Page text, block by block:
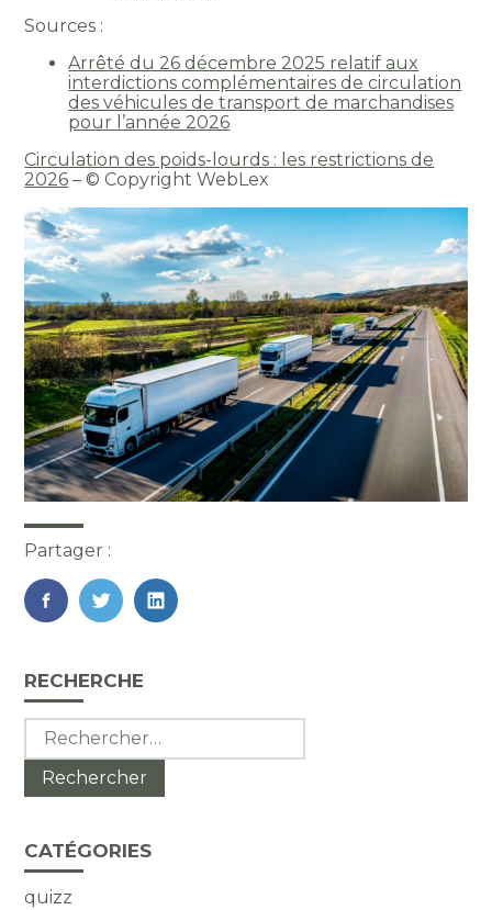
Sources :
Arrêté du 26 décembre 2025 relatif aux
interdictions complémentaires de circulation
des véhicules de transport de marchandises
pour l’année 2026
Circulation des poids-lourds : les restrictions de
2026 – © Copyright WebLex
Partager :
FaceBook
TwitterLinkedIn
Blog
sidebar
RECHERCHE
Rechercher :
CATÉGORIES
quizz